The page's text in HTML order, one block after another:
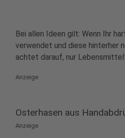
Bei allen Ideen gilt: Wenn Ihr
verwendet und diese hinterher
achtet darauf, nur
Anzeige
Osterhasen aus
Anzeige